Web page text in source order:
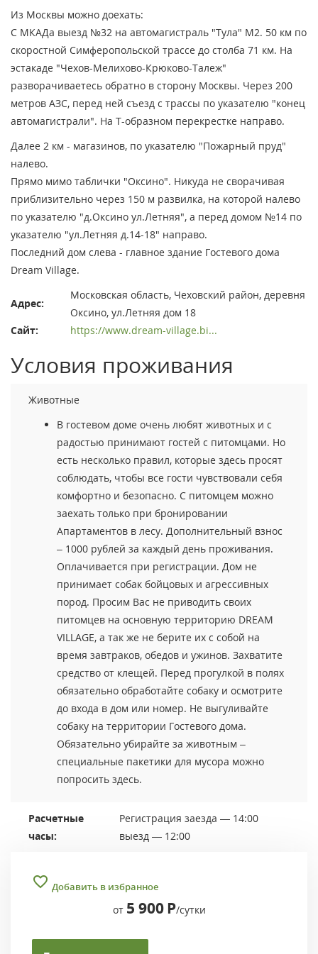
Из Москвы можно доехать:
С МКАДа выезд №32 на автомагистраль "Тула" М2. 50 км по
скоростной Симферопольской трассе до столба 71 км. На
эстакаде "Чехов-Мелихово-Крюково-Талеж"
разворачиваетесь обратно в сторону Москвы. Через 200
метров АЗС, перед ней съезд с трассы по указателю "конец
автомагистрали". На Т-образном перекрестке направо.
Далее 2 км - магазинов, по указателю "Пожарный пруд"
налево.
Прямо мимо таблички "Оксино". Никуда не сворачивая
приблизительно через 150 м развилка, на которой налево
по указателю "д.Оксино ул.Летняя", а перед домом №14 по
указателю "ул.Летняя д.14-18" направо.
Последний дом слева - главное здание Гостевого дома
Dream Village.
Адрес:
Московская область, Чеховский район, деревня
Оксино, ул.Летняя дом 18
Сайт:
https://www.dream-village.bi...
Условия проживания
Животные
В гостевом доме очень любят животных и с
радостью принимают гостей с питомцами. Но
есть несколько правил, которые здесь просят
соблюдать, чтобы все гости чувствовали себя
комфортно и безопасно. С питомцем можно
заехать только при бронировании
Апартаментов в лесу. Дополнительный взнос
– 1000 рублей за каждый день проживания.
Оплачивается при регистрации. Дом не
принимает собак бойцовых и агрессивных
пород. Просим Вас не приводить своих
питомцев на основную территорию DREAM
VILLAGE, а так же не берите их с собой на
время завтраков, обедов и ужинов. Захватите
средство от клещей. Перед прогулкой в полях
обязательно обработайте собаку и осмотрите
до входа в дом или номер. Не выгуливайте
собаку на территории Гостевого дома.
Обязательно убирайте за животным –
специальные пакетики для мусора можно
попросить здесь.
Расчетные
часы:
Регистрация заезда — 14:00
выезд — 12:00
Добавить в избранное
от 5 900 Р/сутки